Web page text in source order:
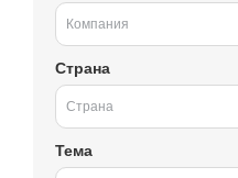
Страна
Тема